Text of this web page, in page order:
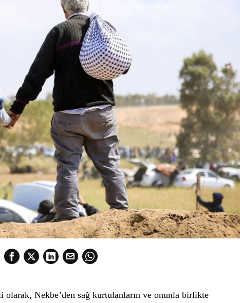
Nekbe’den sağ kurtulanların ve onunla birlikte